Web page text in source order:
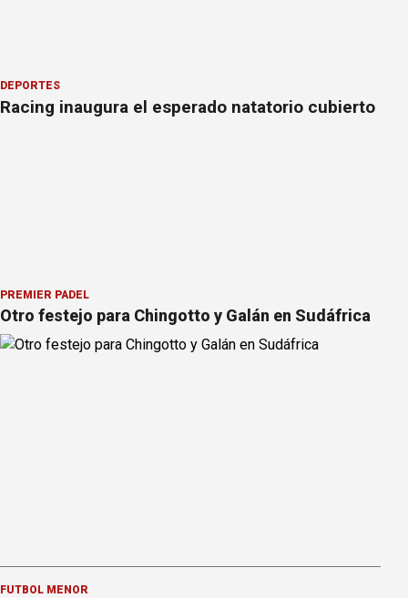
DEPORTES
Racing inaugura el esperado natatorio cubierto
PREMIER PÁDEL
Otro festejo para Chingotto y Galán en Sudáfrica
FÚTBOL MENOR